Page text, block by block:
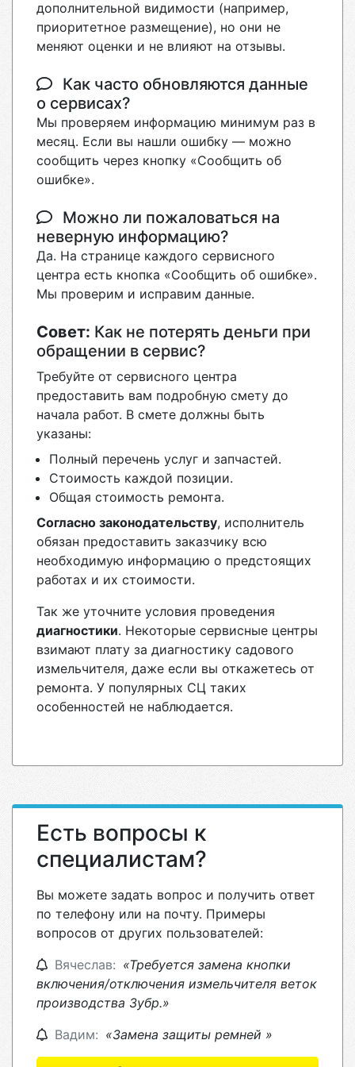
дополнительной видимости (например,
приоритетное размещение), но они не
меняют оценки и не влияют на отзывы.
Как часто обновляются данные
о сервисах?
Мы проверяем информацию минимум раз в
месяц. Если вы нашли ошибку — можно
сообщить через кнопку «Сообщить об
ошибке».
Можно ли пожаловаться на
неверную информацию?
Да. На странице каждого сервисного
центра есть кнопка «Сообщить об ошибке».
Мы проверим и исправим данные.
Совет: Как не потерять деньги при
обращении в сервис?
Требуйте от сервисного центра
предоставить вам подробную смету до
начала работ. В смете должны быть
указаны:
Полный перечень услуг и запчастей.
Стоимость каждой позиции.
Общая стоимость ремонта.
Согласно законодательству, исполнитель
обязан предоставить заказчику всю
необходимую информацию о предстоящих
работах и их стоимости.
Так же уточните условия проведения
диагностики. Некоторые сервисные центры
взимают плату за диагностику садового
измельчителя, даже если вы откажетесь от
ремонта. У популярных СЦ таких
особенностей не наблюдается.
Есть вопросы к
специалистам?
Вы можете задать вопрос и получить ответ
по телефону или на почту. Примеры
вопросов от других пользователей:
Вячеслав: «Требуется замена кнопки
включения/отключения измельчителя веток
производства Зубр.»
Вадим: «Замена защиты ремней »